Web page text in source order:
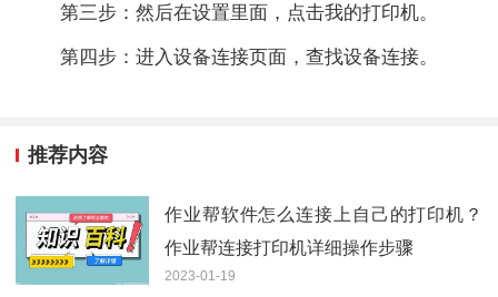
第三步：然后在设置里面，点击我的打印机。
第四步：进入设备连接页面，查找设备连接。
推荐内容
作业帮软件怎么连接上自己的打印机？
作业帮连接打印机详细操作步骤
2023-01-19